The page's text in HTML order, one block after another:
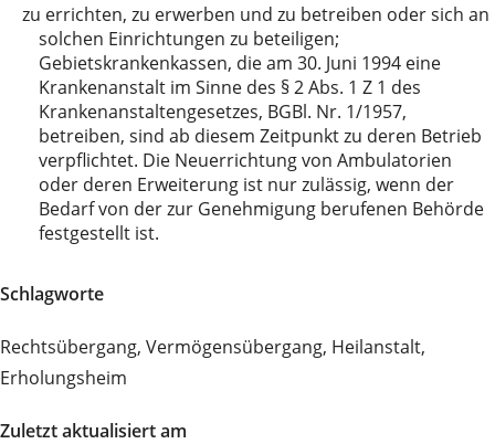
zu errichten, zu erwerben und zu betreiben oder sich an
solchen Einrichtungen zu beteiligen;
Gebietskrankenkassen, die am 30. Juni 1994 eine
Krankenanstalt im Sinne des § 2 Abs. 1 Z 1 des
Krankenanstaltengesetzes, BGBl. Nr. 1/1957,
betreiben, sind ab diesem Zeitpunkt zu deren Betrieb
verpflichtet. Die Neuerrichtung von Ambulatorien
oder deren Erweiterung ist nur zulässig, wenn der
Bedarf von der zur Genehmigung berufenen Behörde
festgestellt ist.
Schlagworte
Rechtsübergang, Vermögensübergang, Heilanstalt,
Erholungsheim
Zuletzt aktualisiert am